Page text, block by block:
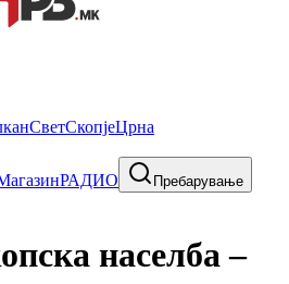
СветСкопјеЦрна
РАДИО Пребарување
населба –